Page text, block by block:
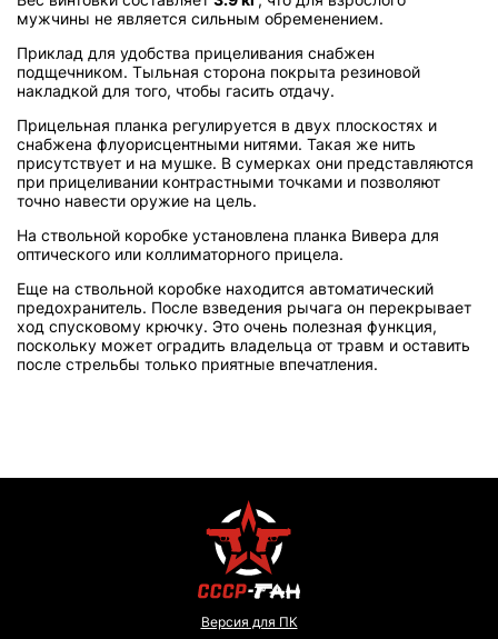
мужчины не является сильным обременением.
Приклад для удобства прицеливания снабжен
подщечником. Тыльная сторона покрыта резиновой
накладкой для того, чтобы гасить отдачу.
Прицельная планка регулируется в двух плоскостях и
снабжена флуорисцентными нитями. Такая же нить
присутствует и на мушке. В сумерках они представляются
при прицеливании контрастными точками и позволяют
точно навести оружие на цель.
На ствольной коробке установлена планка Вивера для
оптического или коллиматорного прицела.
Еще на ствольной коробке находится автоматический
предохранитель. После взведения рычага он перекрывает
ход спусковому крючку. Это очень полезная функция,
поскольку может оградить владельца от травм и оставить
после стрельбы только приятные впечатления.
Версия для ПК